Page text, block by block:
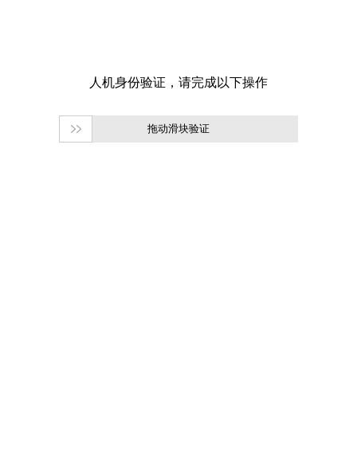
拖动滑块验证